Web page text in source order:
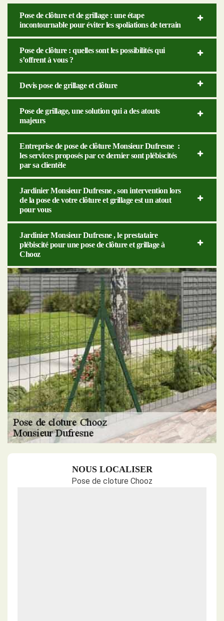
Pose de clôture et de grillage : une étape
incontournable pour éviter les spoliations de terrain
Pose de clôture : quelles sont les possibilités qui
s’offrent à vous ?
Devis pose de grillage et clôture
Pose de grillage, une solution qui a des atouts
majeurs
Entreprise de pose de clôture Monsieur Dufresne :
les services proposés par ce dernier sont plébiscités
par sa clientèle
Jardinier Monsieur Dufresne , son intervention lors
de la pose de votre clôture et grillage est un atout
pour vous
Jardinier Monsieur Dufresne , le prestataire
plébiscité pour une pose de clôture et grillage à
Chooz
NOUS LOCALISER
Pose de cloture Chooz